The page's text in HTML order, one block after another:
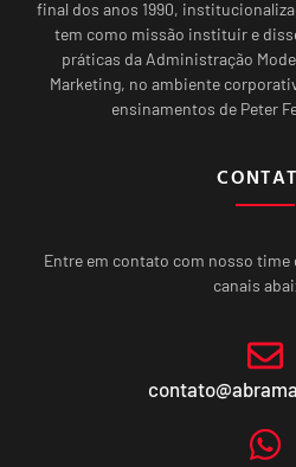
final dos anos 1990,
tem como missão instituir e
práticas da Administração
Marketing, no ambiente
ensinamentos de Peter
Entre em contato com nosso time
canais